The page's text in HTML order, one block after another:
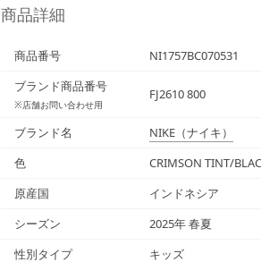
商品詳細
商品番号
NI1757BC070531
ブランド商品番号
※店舗お問い合わせ用
FJ2610 800
ブランド名 NIKE （ナイキ）
色
CRIMSON TINT/
原産国
インドネシア
シーズン
2025年 春夏
性別タイプ
キッズ